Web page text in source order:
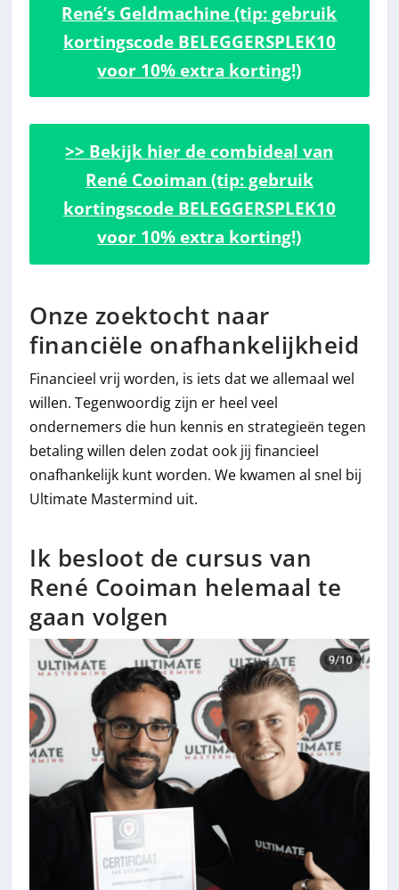
René’s Geldmachine (tip: gebruik
kortingscode BELEGGERSPLEK10
voor 10% extra korting!)
>> Bekijk hier de combideal van
René Cooiman (tip: gebruik
kortingscode BELEGGERSPLEK10
voor 10% extra korting!)
Onze zoektocht naar
financiële onafhankelijkheid
Financieel vrij worden, is iets dat we allemaal wel
willen. Tegenwoordig zijn er heel veel
ondernemers die hun kennis en strategieën tegen
betaling willen delen zodat ook jij financieel
onafhankelijk kunt worden. We kwamen al snel bij
Ultimate Mastermind uit.
Ik besloot de cursus van
René Cooiman helemaal te
gaan volgen